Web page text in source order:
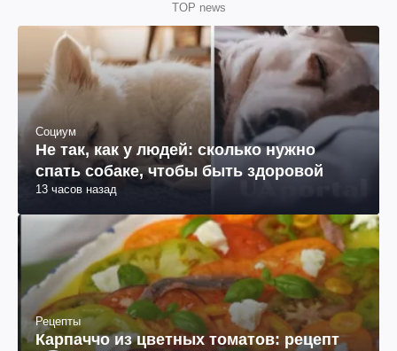
TOP news
Социум
Не так, как у людей: сколько нужно
спать собаке, чтобы быть здоровой
13 часов назад
Рецепты
Карпаччо из цветных томатов: рецепт